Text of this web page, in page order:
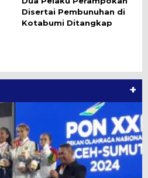
Disertai Pembunuhan di
Kotabumi Ditangkap
+